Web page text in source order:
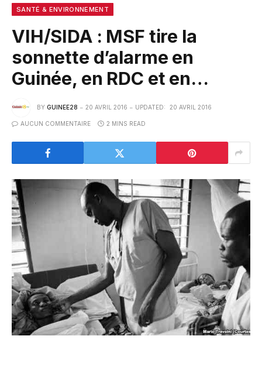
SANTÉ & ENVIRONNEMENT
VIH/SIDA : MSF tire la
sonnette d’alarme en
Guinée, en RDC et en…
BY GUINEE28 20 AVRIL 2016 UPDATED: 20 AVRIL 2016
AUCUN COMMENTAIRE 2 MINS READ